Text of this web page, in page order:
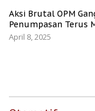
Aksi Brutal OPM
Penumpasan Terus
April 8, 2025